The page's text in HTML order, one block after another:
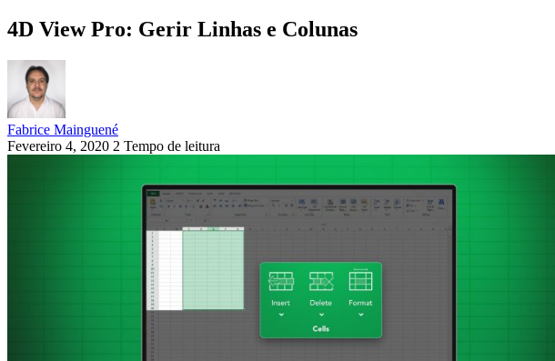
4D View Pro: Gerir Linhas e Colunas
Fabrice Mainguené
Fevereiro 4, 2020 2 Tempo de leitura